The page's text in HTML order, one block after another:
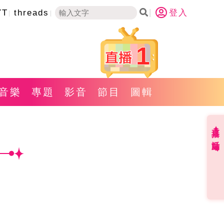
threads 登入
1
樂 專題 影音 節目 圖輯
直播✦活動